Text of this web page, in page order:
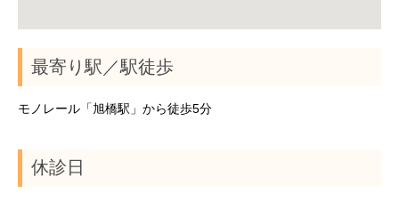
最寄り駅／駅徒歩
モノレール「旭橋駅」から徒歩5分
休診日